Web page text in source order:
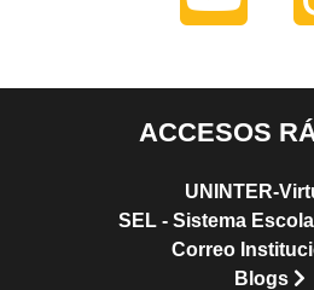
ACCESOS
UNINTER-
SEL - Sistema
Correo
Blogs